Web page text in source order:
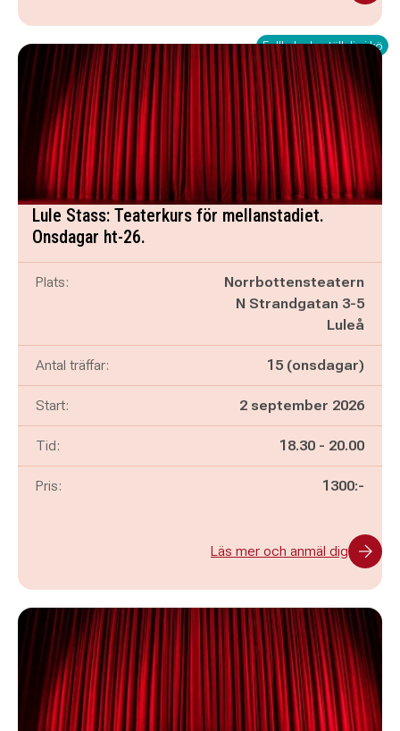
Fullbokad - ställ dig i kö
Lule Stass: Teaterkurs för mellanstadiet.
Onsdagar ht-26.
Plats:
Norrbottensteatern
N Strandgatan 3-5
Luleå
Antal träffar: 15 (onsdagar)
Start: 2 september 2026
Tid: Pågår mellan
18.30 - och
20.00
Pris: 1300:-
Läs mer och anmäl dig